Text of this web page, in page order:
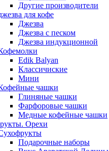
Другие производители
для кофе
Джезва
Джезва с песком
Джезва индукционной
Edik Balyan
Классичиские
Мини
чашки
Глиняные чашки
Фарфоровые чашки
Медные кофейные чашки
Орехи
Подарочные наборы